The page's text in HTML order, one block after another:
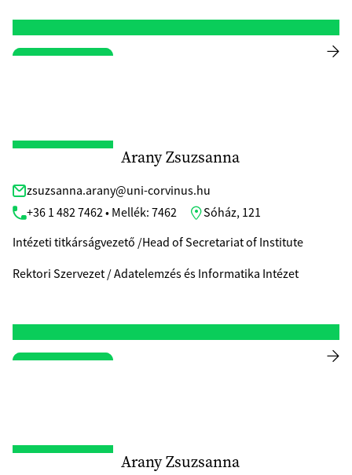
Arany Zsuzsanna
zsuzsanna.arany@uni-corvinus.hu
+36 1 482 7462 • Mellék: 7462
Sóház, 121
Intézeti titkárságvezető /Head of Secretariat of Institute
Rektori Szervezet / Adatelemzés és Informatika Intézet
Arany Zsuzsanna